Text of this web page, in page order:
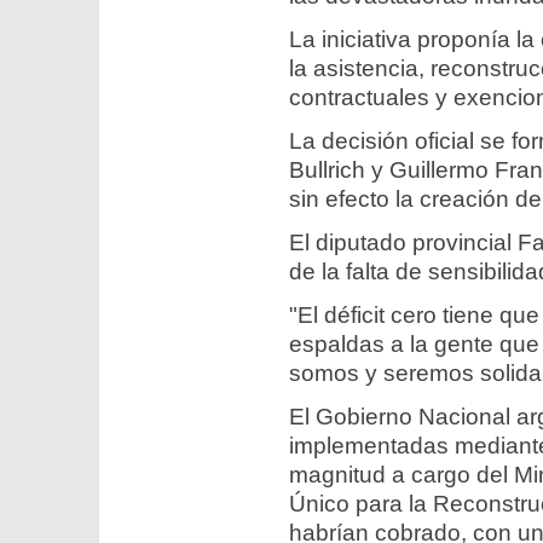
La iniciativa proponía
la asistencia,
contractuales y
La decisión oficial se
Bullrich y Guillermo
sin efecto la creación
El diputado provincial
de la falta de
"El déficit cero tiene
espaldas a la gente
somos y seremos
El Gobierno Nacional
implementadas
magnitud a cargo del
Único para la
habrían cobrado, con